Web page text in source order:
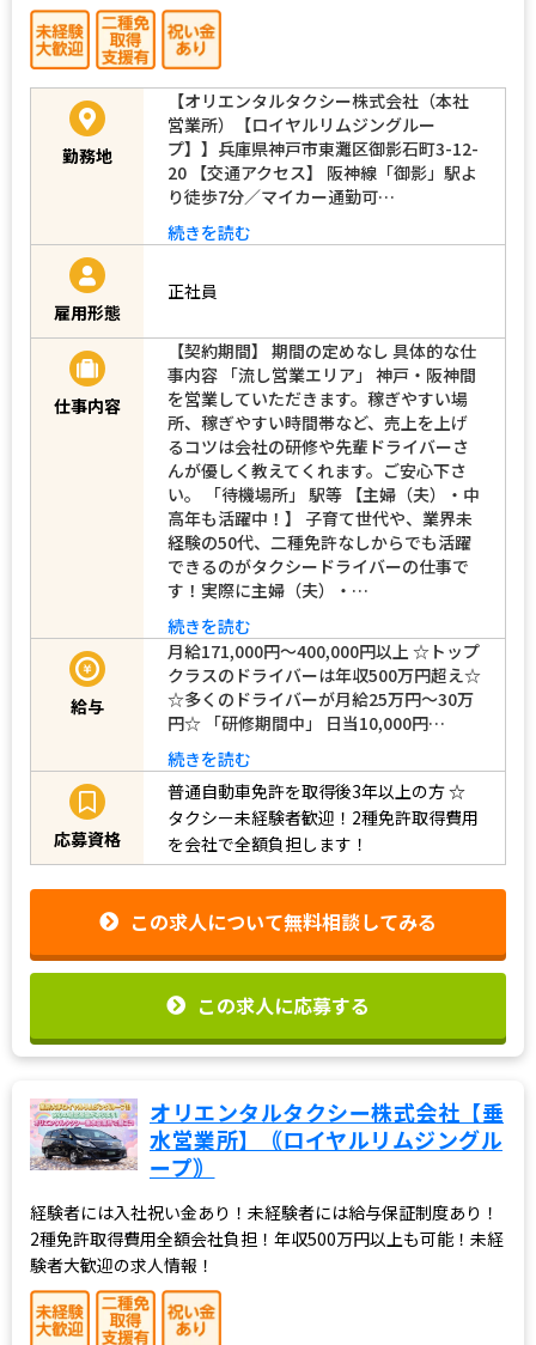
勤務地
【オリエンタルタクシー株式会社（本社
営業所）【ロイヤルリムジングルー
プ】】兵庫県神戸市東灘区御影石町3-12-
20 【交通アクセス】 阪神線「御影」駅よ
り徒歩7分／マイカー通勤可…
続きを読む
雇用形態
正社員
仕事内容
【契約期間】 期間の定めなし 具体的な仕
事内容 「流し営業エリア」 神戸・阪神間
を営業していただきます。稼ぎやすい場
所、稼ぎやすい時間帯など、売上を上げ
るコツは会社の研修や先輩ドライバーさ
んが優しく教えてくれます。ご安心下さ
い。 「待機場所」 駅等 【主婦（夫）・中
高年も活躍中！】 子育て世代や、業界未
経験の50代、二種免許なしからでも活躍
できるのがタクシードライバーの仕事で
す！実際に主婦（夫）・…
続きを読む
給与
月給171,000円～400,000円以上 ☆トップ
クラスのドライバーは年収500万円超え☆
☆多くのドライバーが月給25万円～30万
円☆ 「研修期間中」 日当10,000円…
続きを読む
応募資格
普通自動車免許を取得後3年以上の方☆
タクシー未経験者歓迎！2種免許取得費用
を会社で全額負担します！
この求人について無料相談してみる
この求人に応募する
オリエンタルタクシー株式会社【垂
水営業所】｟ロイヤルリムジングル
ープ｠
経験者には入社祝い金あり！未経験者には給与保証制度あり！
2種免許取得費用全額会社負担！年収500万円以上も可能！未経
験者大歓迎の求人情報！